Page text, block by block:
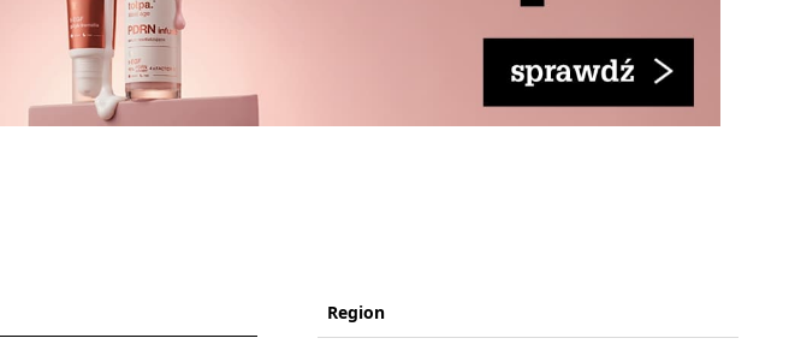
Region